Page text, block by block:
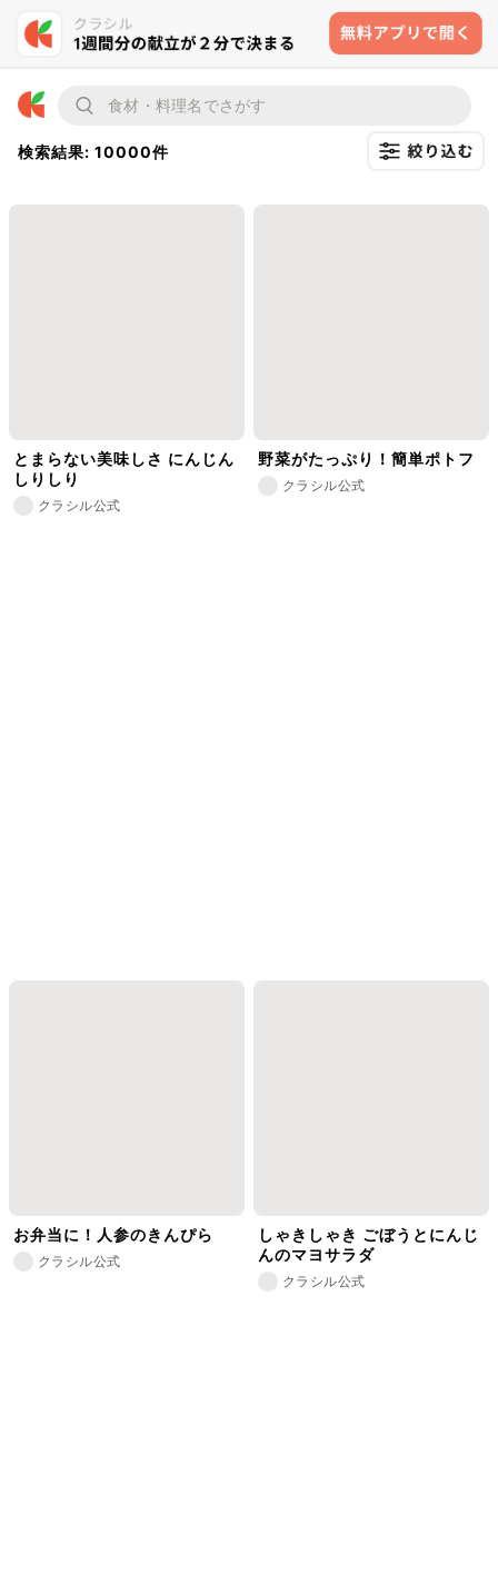
検索結果: 10000件
とまらない美味しさ にんじん
しりしり
クラシル公式
野菜がたっぷり！簡単ポトフ
クラシル公式
お弁当に！人参のきんぴら
クラシル公式
しゃきしゃき ごぼうとにんじ
んのマヨサラダ
クラシル公式